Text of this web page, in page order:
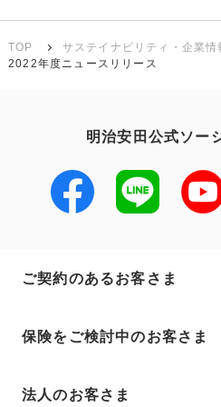
TOP サステイナビリティ・企業情
2022年度ニュースリリース
明治安田公式ソー
ご契約のあるお客さま
保険をご検討中のお客さま
法人のお客さま